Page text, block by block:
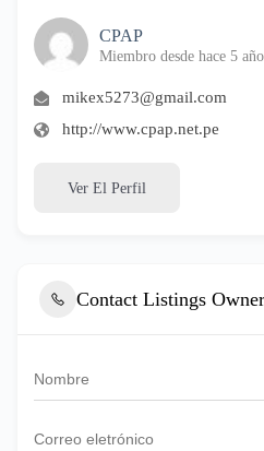
CPAP
Miembro desde hace 5
mikex5273@gmail.com
http://www.cpap.net.pe
Ver El Perfil
Contact Listings